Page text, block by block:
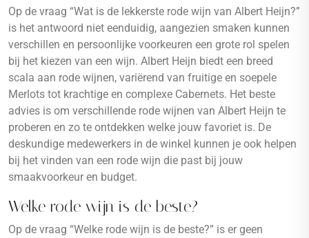
Op de vraag “Wat is de lekkerste rode wijn van Albert Heijn?”
is het antwoord niet eenduidig, aangezien smaken kunnen
verschillen en persoonlijke voorkeuren een grote rol spelen
bij het kiezen van een wijn. Albert Heijn biedt een breed
scala aan rode wijnen, variërend van fruitige en soepele
Merlots tot krachtige en complexe Cabernets. Het beste
advies is om verschillende rode wijnen van Albert Heijn te
proberen en zo te ontdekken welke jouw favoriet is. De
deskundige medewerkers in de winkel kunnen je ook helpen
bij het vinden van een rode wijn die past bij jouw
smaakvoorkeur en budget.
Welke rode wijn is de beste?
Op de vraag “Welke rode wijn is de beste?” is er geen